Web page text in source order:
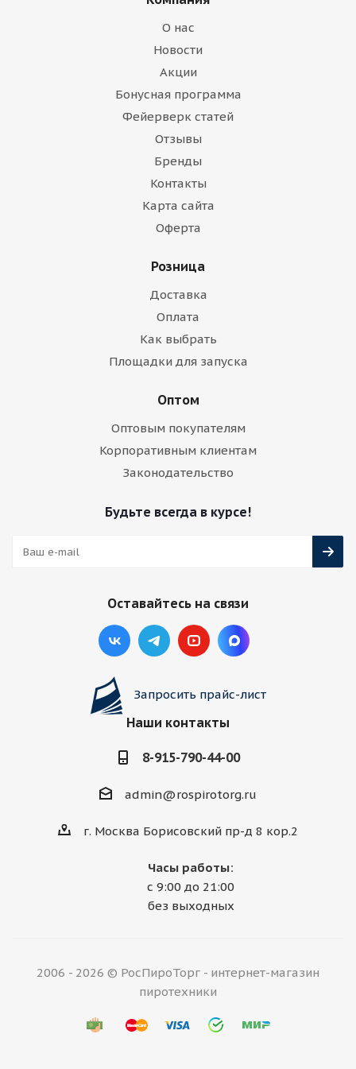
О нас
Новости
Акции
Бонусная программа
Фейерверк статей
Отзывы
Бренды
Контакты
Карта сайта
Оферта
Розница
Доставка
Оплата
Как выбрать
Площадки для запуска
Оптом
Оптовым покупателям
Корпоративным клиентам
Законодательство
Будьте всегда в курсе!
Оставайтесь на связи
Запросить прайс-лист
Наши контакты
8-915-790-44-00
admin@rospirotorg.ru
г. Москва Борисовский пр-д 8 кор.2
Часы работы:
с 9:00 до 21:00
без выходных
2006 - 2026 © РосПироТорг - интернет-магазин
пиротехники